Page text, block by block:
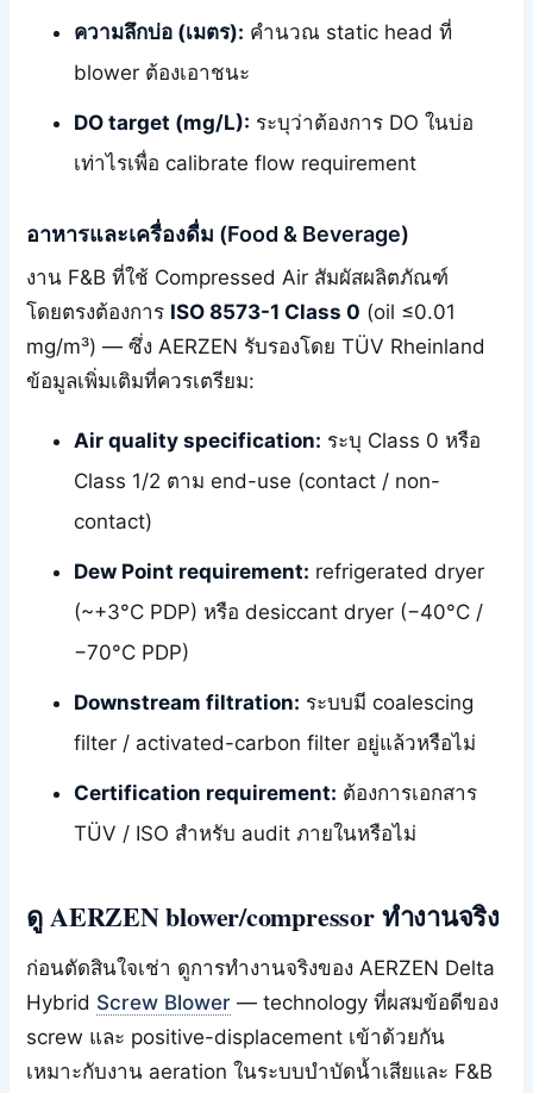
ความลึกบ่อ (เมตร): คำนวณ static head ที่
blower ต้องเอาชนะ
DO target (mg/L): ระบุว่าต้องการ DO ในบ่อ
เท่าไรเพื่อ calibrate flow requirement
อาหารและเครื่องดื่ม (Food & Beverage)
งาน F&B ที่ใช้ Compressed Air สัมผัสผลิตภัณฑ์
โดยตรงต้องการ ISO 8573-1 Class 0 (oil ≤0.01
mg/m³) — ซึ่ง AERZEN รับรองโดย TÜV Rheinland
ข้อมูลเพิ่มเติมที่ควรเตรียม:
Air quality specification: ระบุ Class 0 หรือ
Class 1/2 ตาม end-use (contact / non-
contact)
Dew Point requirement: refrigerated dryer
(~+3°C PDP) หรือ desiccant dryer (−40°C /
−70°C PDP)
Downstream filtration: ระบบมี coalescing
filter / activated-carbon filter อยู่แล้วหรือไม่
Certification requirement: ต้องการเอกสาร
TÜV / ISO สำหรับ audit ภายในหรือไม่
ดู AERZEN blower/compressor ทำงานจริง
ก่อนตัดสินใจเช่า ดูการทำงานจริงของ AERZEN Delta
Hybrid Screw Blower — technology ที่ผสมข้อดีของ
screw และ positive-displacement เข้าด้วยกัน
เหมาะกับงาน aeration ในระบบบำบัดน้ำเสียและ F&B